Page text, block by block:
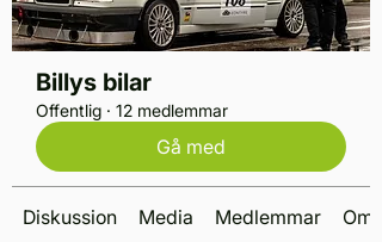
Billys bilar
Offentlig · 12 medlemmar
Gå med
Diskussion Media Medlemmar Om